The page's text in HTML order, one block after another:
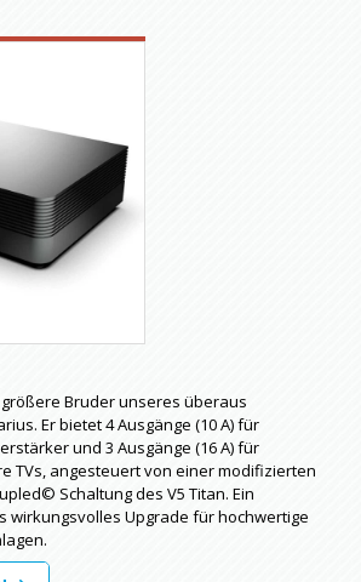
größere Bruder unseres überaus
Er bietet 4 Ausgänge (10 A) für
und 3 Ausgänge (16 A) für
TVs, angesteuert von einer modifizierten
Schaltung des V5 Titan. Ein
wirkungsvolles Upgrade für hochwertige